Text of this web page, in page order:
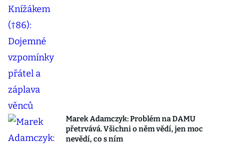
Marek Adamczyk: Problém na DAMU
přetrvává. Všichni o něm vědí, jen moc
nevědí, co s ním